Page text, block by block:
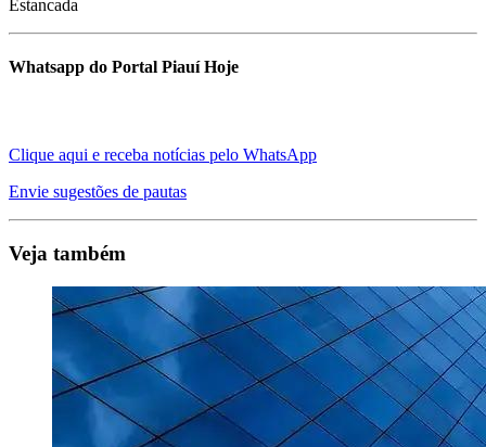
Estancada
Whatsapp do Portal Piauí Hoje
Clique aqui e receba notícias pelo WhatsApp
Envie sugestões de pautas
Veja também